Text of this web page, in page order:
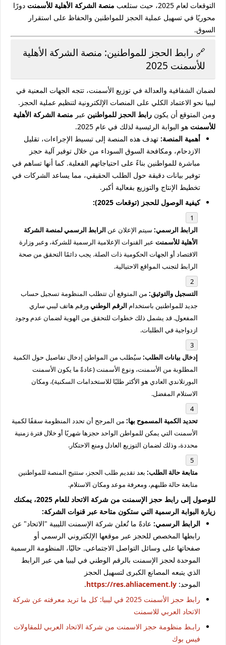
التوقعات لعام 2025، حيث ستلعب
منصة الشركة الأهلية للأسمنت دورًا
محوريًا في تسهيل عملية الحجز للمواطنين والحفاظ على استقرار
السوق.
🔗 رابط الحجز للمواطنين: منصة الشركة الأهلية
للأسمنت 2025
لضمان الشفافية والعدالة في توزيع الأسمنت، تتجه الجهات المعنية في
ليبيا نحو الاعتماد الكلي على المنصات الإلكترونية لتنظيم عملية الحجز.
ومن المتوقع أن يكون رابط الحجز للمواطنين عبر منصة الشركة الأهلية
للأسمنت هو البوابة الرئيسية لذلك في عام 2025.
أهمية المنصة: تهدف هذه المنصة إلى تبسيط الإجراءات، تقليل
الازدحام، ومكافحة السوق السوداء من خلال توفير آلية حجز
مباشرة للمواطنين بناءً على احتياجاتهم الفعلية. كما أنها تساهم في
توفير بيانات دقيقة حول الطلب الحقيقي، مما يساعد الشركات في
تخطيط الإنتاج والتوزيع بفعالية أكبر.
كيفية الوصول للحجز (توقعات 2025):
الرابط الرسمي: سيتم الإعلان عن الرابط الرسمي لمنصة الشركة
الأهلية للأسمنت عبر القنوات الإعلامية الرسمية للشركة، وعبر وزارة
الاقتصاد أو الجهات الحكومية ذات الصلة. يجب دائمًا التحقق من صحة
الرابط لتجنب المواقع الاحتيالية.
التسجيل والتوثيق: من المتوقع أن تتطلب المنظومة تسجيل حساب
جديد للمواطنين باستخدام الرقم الوطنيورقم هاتف ليبي ساري
المفعول. قد يشمل ذلك خطوات للتحقق من الهوية لضمان عدم وجود
ازدواجية في الطلبات.
إدخال بيانات الطلب: سيُطلب من المواطن إدخال تفاصيل حول الكمية
المطلوبة من الأسمنت، ونوع الأسمنت (عادةً ما يكون الأسمنت
البورتلاندي العادي هو الأكثر طلبًا للاستخدامات السكنية)، ومكان
الاستلام المفضل.
تحديد الكمية المسموح بها: من المرجح أن تحدد المنظومة سقفًا لكمية
الأسمنت التي يمكن للمواطن الواحد حجزها شهريًا أو خلال فترة زمنية
محددة، وذلك لضمان التوزيع العادل ومنع الاحتكار.
متابعة حالة الطلب: بعد تقديم طلب الحجز، ستتيح المنصة للمواطنين
متابعة حالة طلبهم، ومعرفة موعد ومكان الاستلام.
للوصول إلى رابط حجز الإسمنت من شركة الاتحاد للعام 2025، يمكنك
زيارة البوابة الرسمية التي ستكون متاحة عبر قنوات الشركة:
الرابط الرسمي: عادةً ما تُعلن شركة الإسمنت الليبية "الاتحاد" عن
رابطها المخصص للحجز عبر موقعها الإلكتروني الرسمي أو
صفحاتها على وسائل التواصل الاجتماعي. حاليًا، المنظومة الرسمية
الموحدة لحجز الإسمنت بالرقم الوطني في ليبيا هي عبر الرابط
الذي يتبعه المصانع الكبرى لتسهيل الحجز
الموحد: https://res.ahliacement.ly
.
رابط حجز الأسمنت 2025 في ليبيا: كل ما تريد معرفته عن شركة
الاتحاد العربي للاسمنت
رابـط منظومة حجز الاسمنت من شركة الاتحاد العربي للمقاولات
فيس بوك